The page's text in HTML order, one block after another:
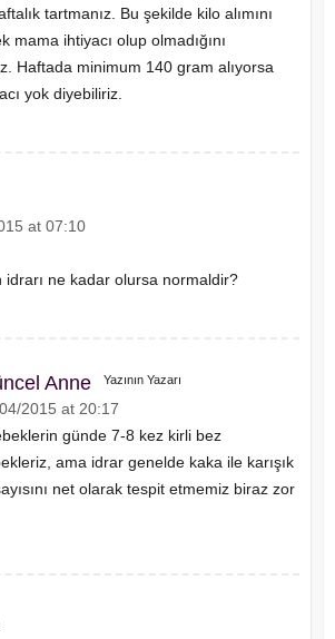
tartmanız. Bu şekilde kilo alımını
mama ihtiyacı olup olmadığını
Haftada minimum 140 gram alıyorsa
yok diyebiliriz.
at 07:10
idrarı ne kadar olursa normaldir?
Anne Yazının Yazarı
2015 at 20:17
günde 7-8 kez kirli bez
ama idrar genelde kaka ile karışık
net olarak tespit etmemiz biraz zor